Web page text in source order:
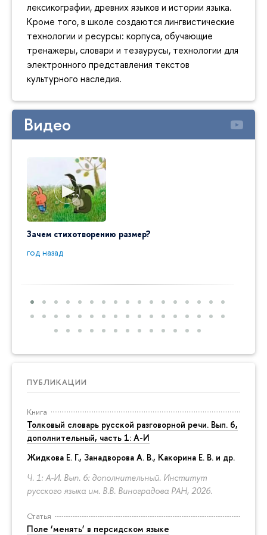
лексикографии, древних языков и истории языка.
Кроме того, в школе создаются лингвистические
технологии и ресурсы: корпуса, обучающие
тренажеры, словари и тезаурусы, технологии для
электронного представления текстов
культурного наследия.
Видео
Зачем стихотворению размер?
год назад
ПУБЛИКАЦИИ
Книга
Толковый словарь русской разговорной речи. Вып. 6,
дополнительный, часть 1: А-И
Жидкова Е. Г., Занадворова А. В., Какорина Е. В. и др.
Ч. 1: А-И. Вып. 6: дополнительный. Институт
русского языка им. В.В. Виноградова РАН, 2026.
Статья
Поле ‘менять’ в персидском языке